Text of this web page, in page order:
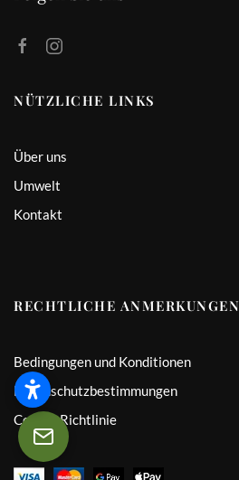
NÜTZLICHE LINKS
Über uns
Umwelt
Kontakt
RECHTLICHE ANMERKUNGEN
Bedingungen und Konditionen
Datenschutzbestimmungen
Cookie-Richtlinie